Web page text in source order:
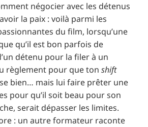
négocier avec les détenus
la paix : voilà parmi les
du film, lorsqu’une
qu’il est bon parfois de
détenu pour la filer à un
règlement pour que tonshift
bien… mais lui faire prêter une
pour qu’il soit beau pour son
serait dépasser les limites.
: un autre formateur raconte